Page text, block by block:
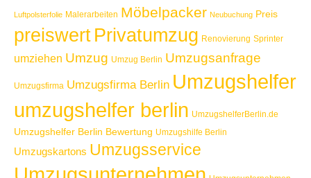
Luftpolsterfolie Malerarbeiten Möbelpacker Neubuchung Preis
preiswert Privatumzug Renovierung Sprinter
umziehen Umzug Umzug Berlin Umzugsanfrage
Umzugsfirma Umzugsfirma Berlin Umzugshelfer
umzugshelfer berlin UmzugshelferBerlin.de
Umzugshelfer Berlin Bewertung Umzugshilfe Berlin
Umzugskartons Umzugsservice